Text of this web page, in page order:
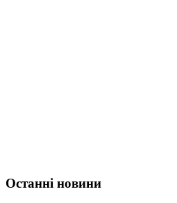
Останні новини